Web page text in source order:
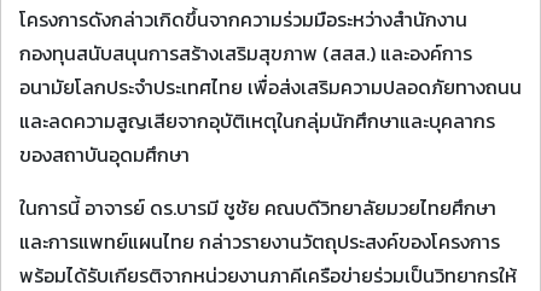
โครงการดังกล่าวเกิดขึ้นจากความร่วมมือระหว่างสำนักงาน
กองทุนสนับสนุนการสร้างเสริมสุขภาพ (สสส.) และองค์การ
อนามัยโลกประจำประเทศไทย เพื่อส่งเสริมความปลอดภัยทางถนน
และลดความสูญเสียจากอุบัติเหตุในกลุ่มนักศึกษาและบุคลากร
ของสถาบันอุดมศึกษา
ในการนี้ อาจารย์ ดร.บารมี ชูชัย คณบดีวิทยาลัยมวยไทยศึกษา
และการแพทย์แผนไทย กล่าวรายงานวัตถุประสงค์ของโครงการ
พร้อมได้รับเกียรติจากหน่วยงานภาคีเครือข่ายร่วมเป็นวิทยากรให้